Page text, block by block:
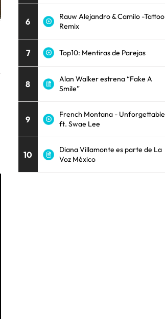
6
Rauw Alejandro & Camilo -Tattoo
Remix
7 Top10: Mentiras de Parejas
8
Alan Walker estrena “Fake A
Smile”
9
French Montana - Unforgettable
ft. Swae Lee
10
Diana Villamonte es parte de La
Voz México